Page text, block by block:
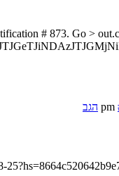
# 873. Go >
הגב